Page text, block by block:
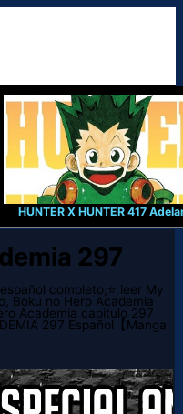
HUNTER X HUNTER 417
297
completo,⭐ leer My
Boku no Hero Academia
Academia capitulo 297
297 Español【Manga